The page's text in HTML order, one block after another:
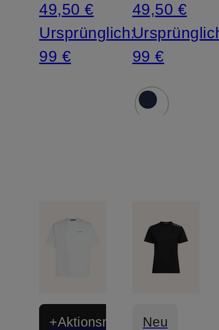
49,50 €
Ursprünglich:
99 €
49,50 €
99 €
+Aktionsrabatt Neu